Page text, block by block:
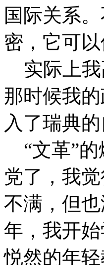
国际关系
密，它可
实际上我
那时候我
入了瑞典的
“文革”的
党了，我
不满，但
年，我开
悦然的年